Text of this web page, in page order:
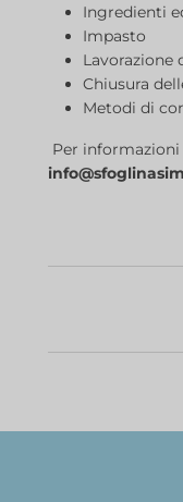
Ingredienti
Impasto
Lavorazione
Chiusura
Metodi di
Per